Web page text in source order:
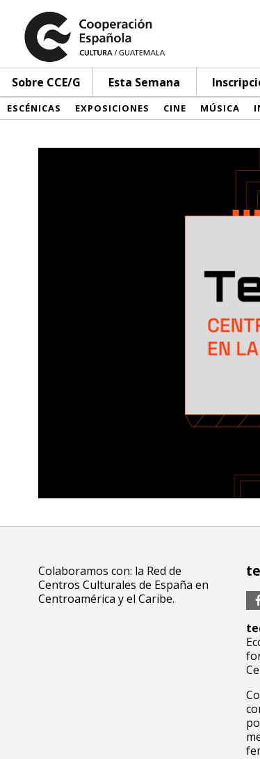
Sobre CCE/G Esta Semana
ESCÉNICAS EXPOSICIONES CINE MÚSICA
Colaboramos con: la Red de
Centros Culturales de España en
Centroamérica y el Caribe.